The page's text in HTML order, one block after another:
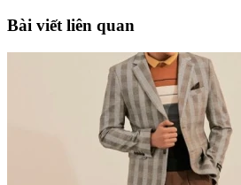
Bài viết liên quan